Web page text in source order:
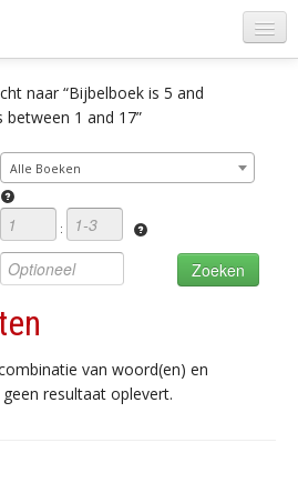
naar “Bijbelboek is 5 and
between 1 and 17”
Alle Boeken
:
van woord(en) en
resultaat oplevert.